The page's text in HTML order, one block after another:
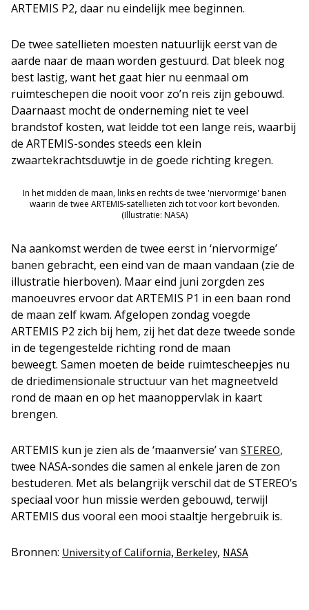
ARTEMIS P2, daar nu eindelijk mee beginnen.
De twee satellieten moesten natuurlijk eerst van de
aarde naar de maan worden gestuurd. Dat bleek nog
best lastig, want het gaat hier nu eenmaal om
ruimteschepen die nooit voor zo’n reis zijn gebouwd.
Daarnaast mocht de onderneming niet te veel
brandstof kosten, wat leidde tot een lange reis, waarbij
de ARTEMIS-sondes steeds een klein
zwaartekrachtsduwtje in de goede richting kregen.
In het midden de maan, links en rechts de twee 'niervormige' banen
waarin de twee ARTEMIS-satellieten zich tot voor kort bevonden.
(Illustratie: NASA)
Na aankomst werden de twee eerst in ‘niervormige’
banen gebracht, een eind van de maan vandaan (zie de
illustratie hierboven). Maar eind juni zorgden zes
manoeuvres ervoor dat ARTEMIS P1 in een baan rond
de maan zelf kwam. Afgelopen zondag voegde
ARTEMIS P2 zich bij hem, zij het dat deze tweede sonde
in de tegengestelde richting rond de maan
beweegt. Samen moeten de beide ruimtescheepjes nu
de driedimensionale structuur van het magneetveld
rond de maan en op het maanoppervlak in kaart
brengen.
ARTEMIS kun je zien als de ‘maanversie’ van STEREO,
twee NASA-sondes die samen al enkele jaren de zon
bestuderen. Met als belangrijk verschil dat de STEREO’s
speciaal voor hun missie werden gebouwd, terwijl
ARTEMIS dus vooral een mooi staaltje hergebruik is.
Bronnen: University of California, Berkeley, NASA